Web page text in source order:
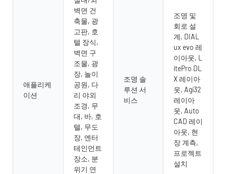
애플리케
이션
벽면 건
축물, 광
고판, 호
텔 장식,
벽면 구
조물, 광
장, 놀이
공원, 다
리 야외
조경, 무
대, 바, 호
텔, 무도
장, 엔터
테인먼트
장소, 분
위기 연
조명 솔
루션 서
비스
조명 및
회로 설
계, DIAL
ux evo 레
이아웃, L
itePro DL
X 레이아
웃, Agi32
레이아
웃, Auto
CAD 레이
아웃, 현
장 계측,
프로젝트
설치